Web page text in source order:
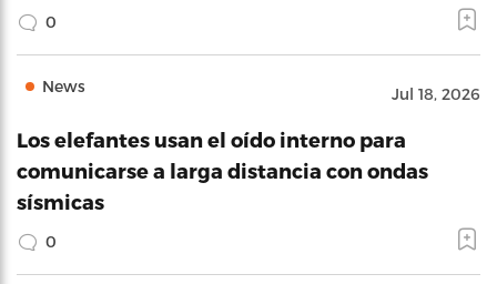
0
News Jul 18, 2026
Los elefantes usan el oído interno para
comunicarse a larga distancia con ondas
sísmicas
0